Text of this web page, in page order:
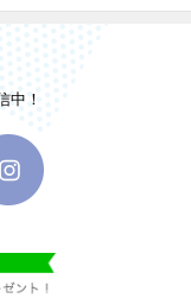
中！